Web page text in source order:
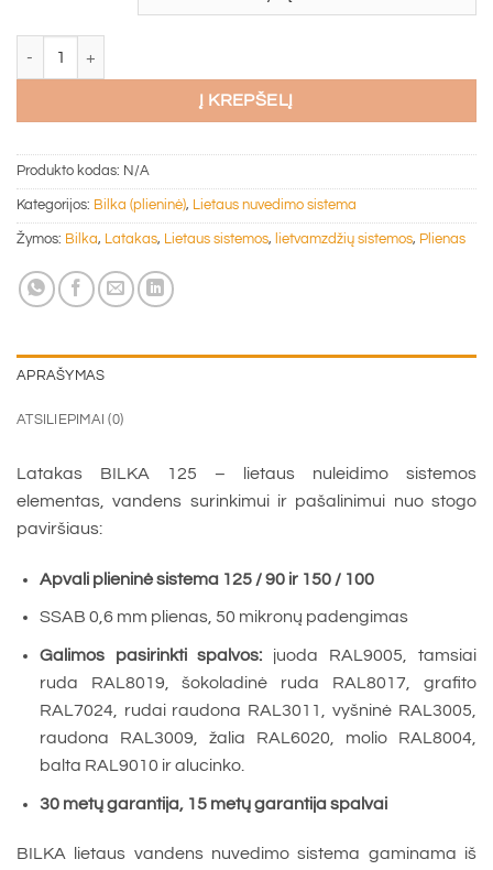
Į KREPŠELĮ
Produkto kodas: N/A
Kategorijos: Bilka (plieninė), Lietaus nuvedimo sistema
Žymos: Bilka, Latakas, Lietaus sistemos, lietvamzdžių sistemos, Plienas
APRAŠYMAS
ATSILIEPIMAI (0)
Latakas BILKA 125 – lietaus nuleidimo sistemos
elementas, vandens surinkimui ir pašalinimui nuo stogo
paviršiaus:
Apvali plieninė sistema 125 / 90 ir 150 / 100
SSAB 0,6 mm plienas, 50 mikronų padengimas
Galimos pasirinkti spalvos: juoda RAL9005, tamsiai
ruda RAL8019, šokoladinė ruda RAL8017, grafito
RAL7024, rudai raudona RAL3011, vyšninė RAL3005,
raudona RAL3009, žalia RAL6020, molio RAL8004,
balta RAL9010 ir alucinko.
30 metų garantija, 15 metų garantija spalvai
BILKA lietaus vandens nuvedimo sistema gaminama iš